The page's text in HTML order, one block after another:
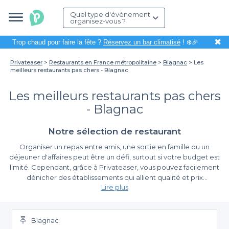
Quel type d'évènement
organisez-vous ?
Trop chaud pour faire la fête ? Réservez un bar climatisé! ❄️🎉 ✖
Privateaser Restaurants en France métropolitaine Blagnac
Les
meilleurs restaurants pas chers - Blagnac
Les meilleurs restaurants pas chers
- Blagnac
Notre sélection de restaurant
Organiser un repas entre amis, une sortie en famille ou un
déjeuner d'affaires peut être un défi, surtout si votre budget est
limité. Cependant, grâce à Privateaser, vous pouvez facilement
dénicher des établissements qui allient qualité et prix
abordables, tout en garantissant une expérience gustative
Optez pour la simplicité avec Privateaser
Sur notre plateforme, nous vous offrons un large choix de
Lire plus
Blagnac